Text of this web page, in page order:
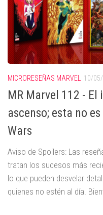
MICRORESEÑAS MARVEL 10/
MR Marvel 112 -
ascenso; esta no
Wars
Aviso de Spoilers: Las
tratan los sucesos más
lo que pueden desvelar
quienes no estén al día.